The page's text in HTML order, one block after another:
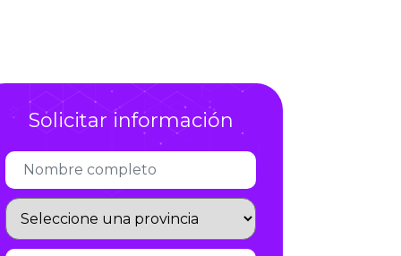
Infórmate
Solicitar información